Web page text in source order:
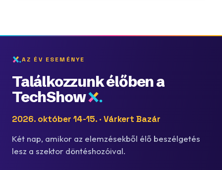
AZ ÉV ESEMÉNYE
Találkozzunk élőben a
TechShow
2026. október 14-15. · Várkert Bazár
Két nap, amikor az elemzésekből élő beszélgetés
lesz a szektor döntéshozóival.